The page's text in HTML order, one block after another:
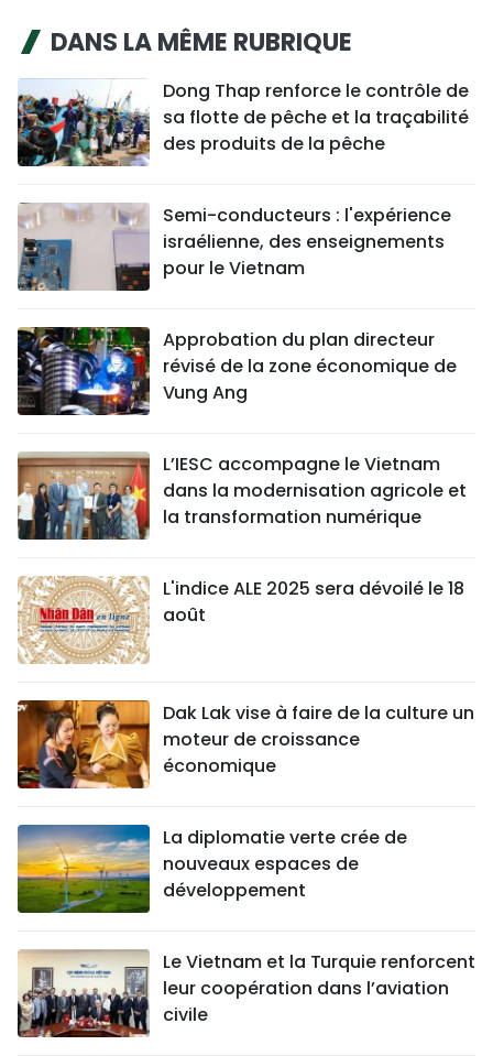
DANS LA MÊME RUBRIQUE
Dong Thap renforce le contrôle de
sa flotte de pêche et la traçabilité
des produits de la pêche
Semi-conducteurs : l'expérience
israélienne, des enseignements
pour le Vietnam
Approbation du plan directeur
révisé de la zone économique de
Vung Ang
L’IESC accompagne le Vietnam
dans la modernisation agricole et
la transformation numérique
L'indice ALE 2025 sera dévoilé le 18
août
Dak Lak vise à faire de la culture un
moteur de croissance
économique
La diplomatie verte crée de
nouveaux espaces de
développement
Le Vietnam et la Turquie renforcent
leur coopération dans l’aviation
civile